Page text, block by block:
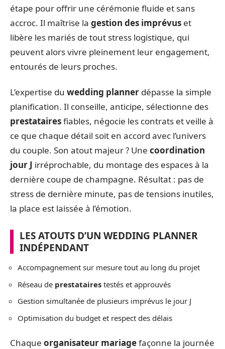
étape pour offrir une cérémonie fluide et sans
accroc. Il maîtrise la gestion des imprévus et
libère les mariés de tout stress logistique, qui
peuvent alors vivre pleinement leur engagement,
entourés de leurs proches.
L’expertise du wedding planner dépasse la simple
planification. Il conseille, anticipe, sélectionne des
prestatairesfiables, négocie les contrats et veille à
ce que chaque détail soit en accord avec l’univers
du couple. Son atout majeur ? Une coordination
jour J irréprochable, du montage des espaces à la
dernière coupe de champagne. Résultat : pas de
stress de dernière minute, pas de tensions inutiles,
la place est laissée à l’émotion.
LES ATOUTS D’UN WEDDING PLANNER
INDÉPENDANT
Accompagnement sur mesure tout au long du projet
Réseau de prestataires testés et approuvés
Gestion simultanée de plusieurs imprévus le jour J
Optimisation du budget et respect des délais
Chaque organisateur mariagefaçonne la journée